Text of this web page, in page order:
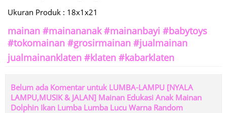
Ukuran Produk : 18x1x21
mainan #mainananak #mainanbayi #babytoys
#tokomainan #grosirmainan #jualmainan
jualmainanklaten #klaten #kabarklaten
Belum ada Komentar untuk LUMBA-LAMPU [NYALA
LAMPU,MUSIK & JALAN] Mainan Edukasi Anak Mainan
Dolphin Ikan Lumba Lumba Lucu Warna Random